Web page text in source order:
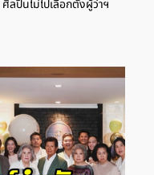
ลปินไม่ไปเลือกตั้งผู้ว่าฯ